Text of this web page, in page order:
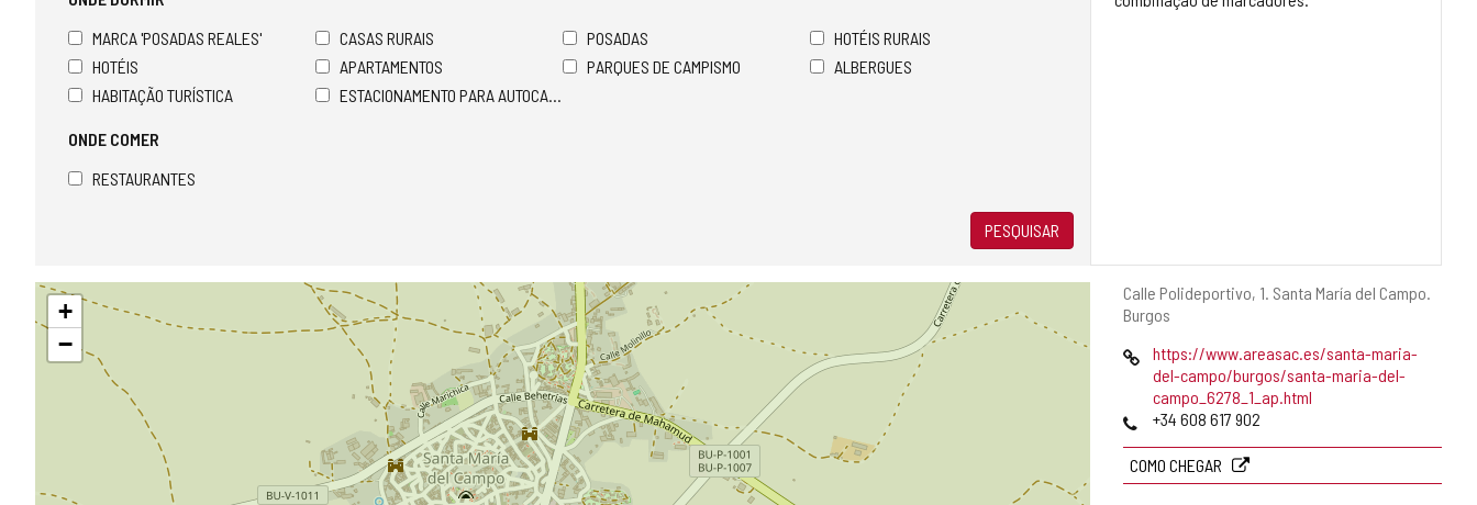
Endereço
postal
Calle Polideportivo, 1. Santa María del Campo.
Burgos
Pagina
web
https://www.areasac.es/santa-maria-
del-campo/burgos/santa-maria-del-
campo_6278_1_ap.html
Telefones
+34 608 617 902
COMO CHEGAR
MARCA 'POSADAS REALES'
CASAS RURAIS POSADAS
HOTÉIS RURAIS
HOTÉIS
APARTAMENTOS PARQUES DE CAMPISMO
ALBERGUES
HABITAÇÃO TURÍSTICA
ESTACIONAMENTO PARA AUTOCARAVANAS
ONDE COMER
RESTAURANTES
PESQUISAR
Pular
mapa
+
−